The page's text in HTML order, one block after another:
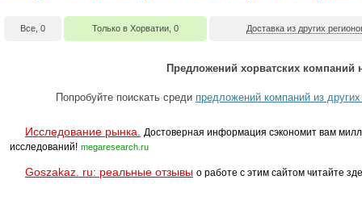
Все, 0 Только в Хорватии, 0 Доставка из других
Предложений хорватских компаний
Попробуйте поискать среди предложений компаний из
Исследование рынка.
Достоверная информация сэкономит вам
исследований! megaresearch.ru
Goszakaz. ru: реальные отзывы о работе с этим сайтом читайте